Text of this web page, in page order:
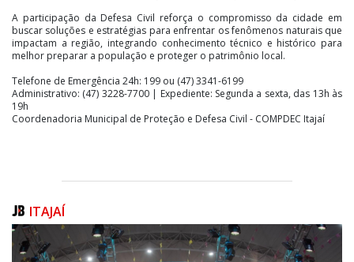
A participação da Defesa Civil reforça o compromisso da cidade em
buscar soluções e estratégias para enfrentar os fenômenos naturais que
impactam a região, integrando conhecimento técnico e histórico para
melhor preparar a população e proteger o patrimônio local.
Telefone de Emergência 24h: 199 ou (47) 3341-6199
Administrativo: (47) 3228-7700 | Expediente: Segunda a sexta, das 13h às
19h
Coordenadoria Municipal de Proteção e Defesa Civil - COMPDEC Itajaí
ITAJAÍ